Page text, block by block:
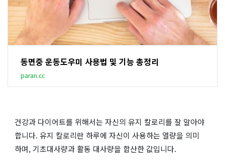
동면중 운동도우미 사용법 및 기능 총정리
paran.cc
건강과 다이어트를 위해서는 자신의 유지 칼로리를 잘 알아야
합니다. 유지 칼로리란 하루에 자신이 사용하는 열량을 의미
하며, 기초대사량과 활동 대사량을 합산한 값입니다.